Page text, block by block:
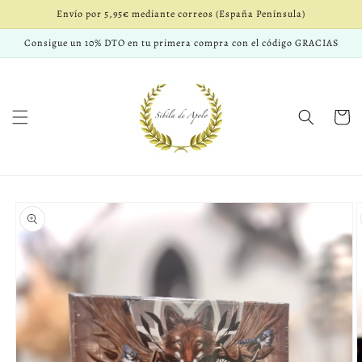
directamente
al contenido
Envío por 5,95€ mediante correos (España Península)
Consigue un 10% DTO en tu primera compra con el código GRACIAS
Carrito
directamente
a la
información
del producto